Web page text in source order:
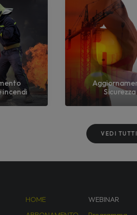
incendi
Sicurezza
VEDI TUTTI
HOME
WEBINAR